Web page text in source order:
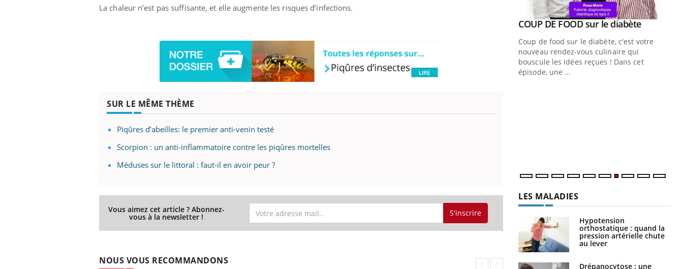
La chaleur n’est pas suffisante, et elle augmente les risques d’infections.
SUR LE MÊME THÈME
Piqûres d’abeilles: le premier anti-venin testé
Scorpion : un anti-inflammatoire contre les piqûres mortelles
Méduses sur le littoral : faut-il en avoir peur ?
Vous aimez cet article ? Abonnez-
vous à la newsletter ! S'inscrire
NOUS VOUS RECOMMANDONS
L'été arrive… et avec lui, un tout nouveau
rythme de vie ! Vacances, plage, piscine,
soleil, activités en plein air… Nos mains
Le Ramadan approche, et, pour de
nombreuses personnes atteintes de
diabète, c'est une période de questions, de
défis, mais ...
Un établissement lié à un groupe
mutualiste innove en matière de bilan de
Youtube
COUP DE FOOD sur le diabèteYoutube
Coup de food sur le diabète, c'est votre
nouveau rendez-vous culinaire qui
bouscule les idées reçues ! Dans cet
épisode, une ...
LES MALADIES
Hypotension
orthostatique : quand la
pression artérielle chute
au lever
Drépanocytose : une